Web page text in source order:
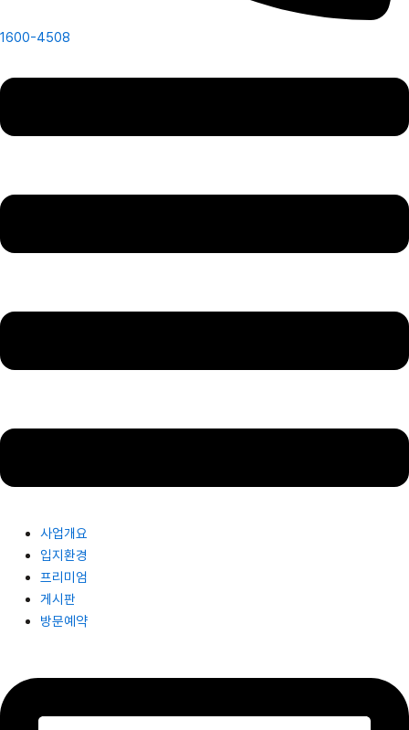
1600-4508
사업개요
입지환경
프리미엄
게시판
방문예약